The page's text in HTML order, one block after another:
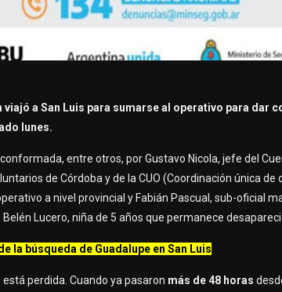
viajó a San Luis para sumarse al operativo para dar
lunes.
entre otros, por Gustavo Nicola, jefe del
de Córdoba y de la CUO (Coordinación única
a nivel provincial y Fabián Pascual, sub-oficial
Belén Lucero, niña de 5 años que permanece
la búsqueda de Guadalupe en San Luis
está perdida. Cuando ya pasaron más de 48 horas